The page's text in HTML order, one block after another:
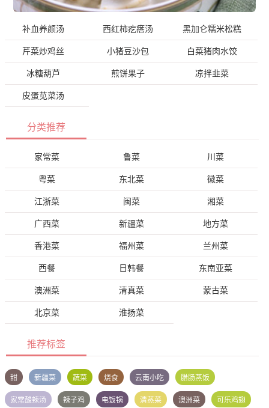
补血养颜汤 西红柿疙瘩汤 黑加仑糯米松糕
芹菜炒鸡丝 小猪豆沙包 白菜猪肉水饺
冰糖葫芦 煎饼果子 凉拌韭菜
皮蛋苋菜汤
分类推荐
家常菜 鲁菜 川菜
粤菜 东北菜 徽菜
江浙菜 闽菜 湘菜
广西菜 新疆菜 地方菜
香港菜 福州菜 兰州菜
西餐 日韩餐 东南亚菜
澳洲菜 清真菜 蒙古菜
北京菜 淮扬菜
推荐标签
甜 新疆菜 蔬菜 烧食 云南小吃 腊肠蒸饭
家常酸辣汤 辣子鸡 电饭锅 清蒸菜 澳洲菜 可乐鸡翅